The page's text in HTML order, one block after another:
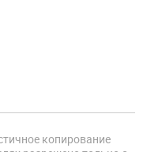
копирование